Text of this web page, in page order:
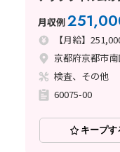
月収例
【月給】
京都府京都市
検査、その他
60075-00
キープす